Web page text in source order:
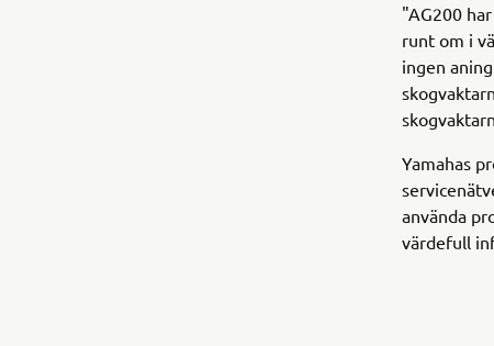
"AG200
runt om i
ingen
Yamahas
använda
värdefull